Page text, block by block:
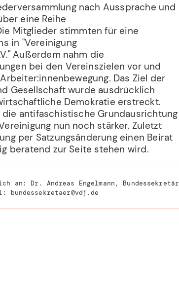
nach Aussprache und
eine Reihe
Mitglieder stimmten für eine
in "Vereinigung
Außerdem nahm die
bei den Vereinszielen vor und
Das Ziel der
Gesellschaft wurde ausdrücklich
Demokratie erstreckt.
antifaschistische Grundausrichtung
nun noch stärker. Zuletzt
per Satzungsänderung einen Beirat
beratend zur Seite stehen wird.
an: Dr. Andreas Engelmann, Bundessekretär
bundessekretaer@vdj.de